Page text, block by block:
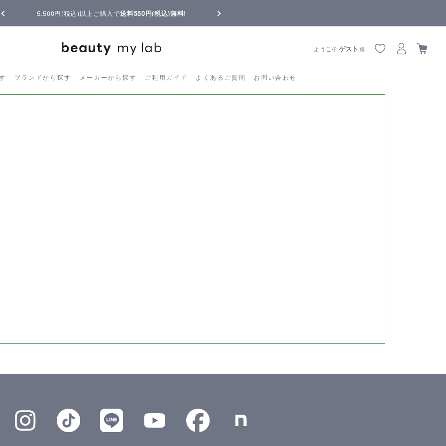
5,500円(税込)以上ご購入で送料550円(税込)無料!
ブランドから探す メーカーから探す ご利用ガイド よくあるご質問 お問い合わせ
ようこそゲスト 様
す ブランドから探す メーカーから探す ご利用ガイド よくあるご質問